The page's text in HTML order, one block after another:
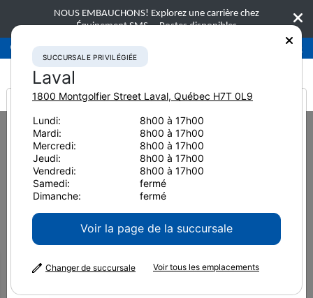
NOUS EMBAUCHONS! Explorez une carrière chez
Équipement SMS. Postes disponibles
Succursale privilégiéeLaval 450-781-9600
Home Nouvelles et ressources
Reportages Clients
Équipement compact de T.O.C. Rental and Sales construit pour
l’industrie de la location
Équipement compact de
T.O.C. Rental and Sales
construit pour l’industrie
de la location
It looks like you are
from America
SUCCURSALE PRIVILÉGIÉE
Laval
1800 Montgolfier Street Laval, Québec H7T 0L9
Lundi:
8h00 à 17h00
Mardi:
8h00 à 17h00
Mercredi:
8h00 à 17h00
Jeudi:
8h00 à 17h00
Vendredi:
8h00 à 17h00
Samedi:
fermé
Dimanche:
fermé
Voir la page de la succursale
Changer de succursale Voir tous les emplacements